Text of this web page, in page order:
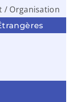
/ Organisation